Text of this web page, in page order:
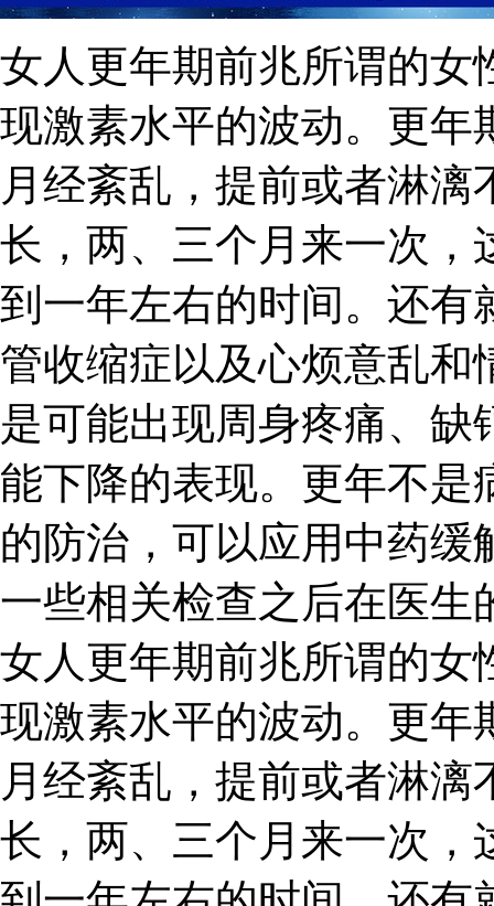
女人更年期前兆所谓的女
现激素水平的波动。更年
月经紊乱，提前或者淋
长，两、三个月来一次，
到一年左右的时间。还有
管收缩症以及心烦意乱和
是可能出现周身疼痛、
能下降的表现。更年不是
的防治，可以应用中药
一些相关检查之后在医生
女人更年期前兆所谓的女
现激素水平的波动。更年
月经紊乱，提前或者淋
长，两、三个月来一次，